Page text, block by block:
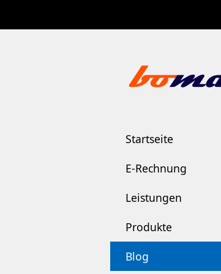
Startseite
E-Rechnung
Leistungen
Produkte
Blog